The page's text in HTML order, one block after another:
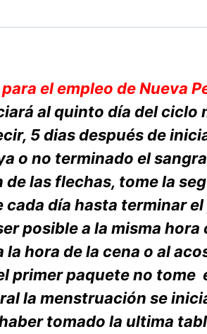
el empleo de Nueva
al quinto día del ciclo
5 dias después de
o no terminado el
las flechas, tome la
cada día hasta terminar
posible a la misma hora
hora de la cena o al
primer paquete no tome
la menstruación se
tomado la ultima